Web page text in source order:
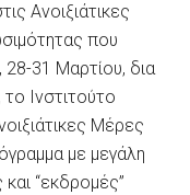
Ανοιξιάτικες
που
28-31 Μαρτίου, δια
Ινστιτούτο
Μέρες
με μεγάλη
και “εκδρομές”